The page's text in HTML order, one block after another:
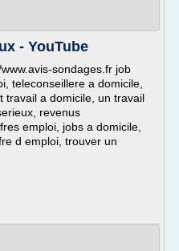
- YouTube
sondages.fr job
teleconseillere a domicile,
travail a domicile, un travail
revenus
emploi, jobs a domicile,
d emploi, trouver un